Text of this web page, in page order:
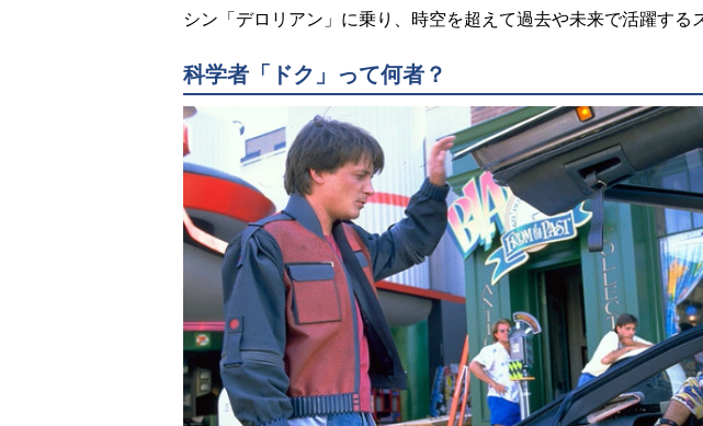
シン「デロリアン」に乗り、時空を超えて過去や未来で活躍する
科学者「ドク」って何者？